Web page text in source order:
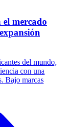
el mercado
del mundo,
con una
Bajo marcas